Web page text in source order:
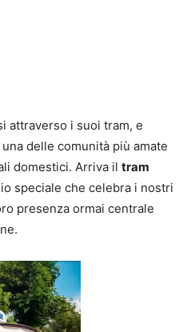
attraverso i suoi tram, e
delle comunità più amate
domestici. Arriva il tram
speciale che celebra i nostri
presenza ormai centrale